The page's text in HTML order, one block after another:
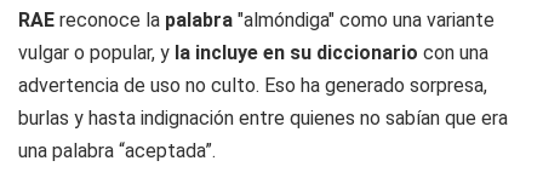
RAE reconoce la palabra "almóndiga" como una variante
vulgar o popular, y la incluye en su diccionario con una
advertencia de uso no culto. Eso ha generado sorpresa,
burlas y hasta indignación entre quienes no sabían que era
una palabra “aceptada”.